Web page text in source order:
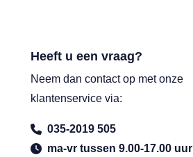
Heeft u een vraag?
Neem dan contact op met onze
klantenservice via:
035-2019 505
ma-vr tussen 9.00-17.00 uur